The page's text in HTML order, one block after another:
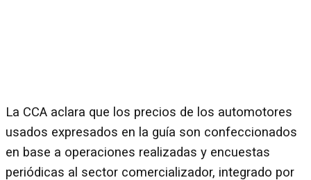
La CCA aclara que los precios de los automotores
usados expresados en la guía son confeccionados
en base a operaciones realizadas y encuestas
periódicas al sector comercializador, integrado por